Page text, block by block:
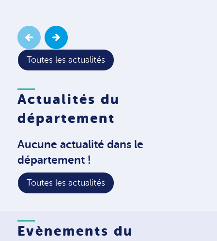
Toutes les actualités
Actualités du
département
Aucune actualité dans le
département !
Toutes les actualités
Evènements du